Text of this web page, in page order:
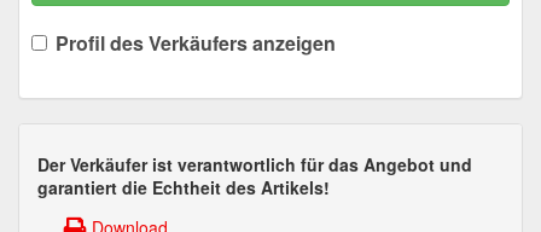
Profil des Verkäufers anzeigen
Der Verkäufer ist verantwortlich für das Angebot und
garantiert die Echtheit des Artikels!